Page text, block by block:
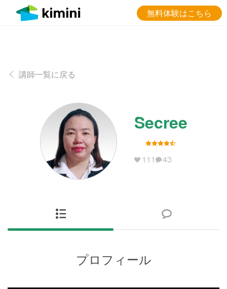
無料体験はこちら
講師一覧に戻る
Secree
111 43
プロフィール